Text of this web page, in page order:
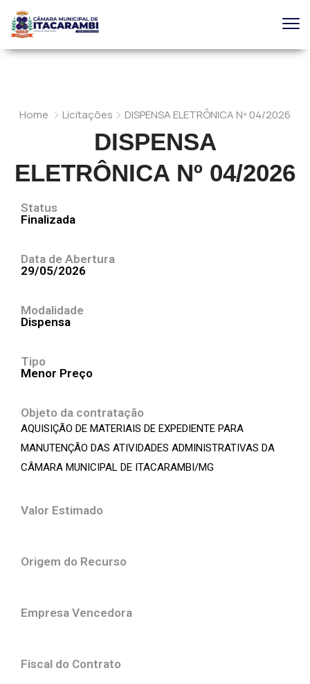
Home Licitações DISPENSA ELETRÔNICA Nº 04/2026
DISPENSA
ELETRÔNICA Nº 04/2026
Status
Finalizada
Data de Abertura
29/05/2026
Modalidade
Dispensa
Tipo
Menor Preço
Objeto da contratação
AQUISIÇÃO DE MATERIAIS DE EXPEDIENTE PARA
MANUTENÇÃO DAS ATIVIDADES ADMINISTRATIVAS DA
CÂMARA MUNICIPAL DE ITACARAMBI/MG
Valor Estimado
Origem do Recurso
Empresa Vencedora
Fiscal do Contrato